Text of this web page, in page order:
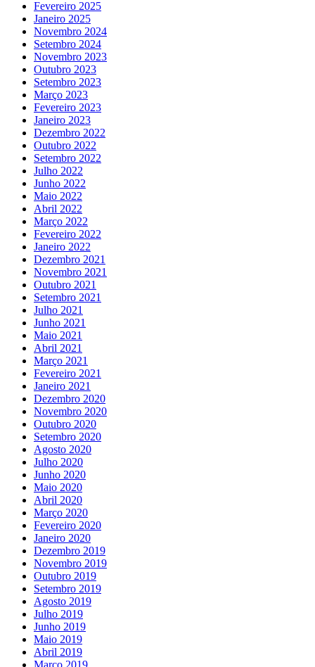
Fevereiro 2025
Janeiro 2025
Novembro 2024
Setembro 2024
Novembro 2023
Outubro 2023
Setembro 2023
Março 2023
Fevereiro 2023
Janeiro 2023
Dezembro 2022
Outubro 2022
Setembro 2022
Julho 2022
Junho 2022
Maio 2022
Abril 2022
Março 2022
Fevereiro 2022
Janeiro 2022
Dezembro 2021
Novembro 2021
Outubro 2021
Setembro 2021
Julho 2021
Junho 2021
Maio 2021
Abril 2021
Março 2021
Fevereiro 2021
Janeiro 2021
Dezembro 2020
Novembro 2020
Outubro 2020
Setembro 2020
Agosto 2020
Julho 2020
Junho 2020
Maio 2020
Abril 2020
Março 2020
Fevereiro 2020
Janeiro 2020
Dezembro 2019
Novembro 2019
Outubro 2019
Setembro 2019
Agosto 2019
Julho 2019
Junho 2019
Maio 2019
Abril 2019